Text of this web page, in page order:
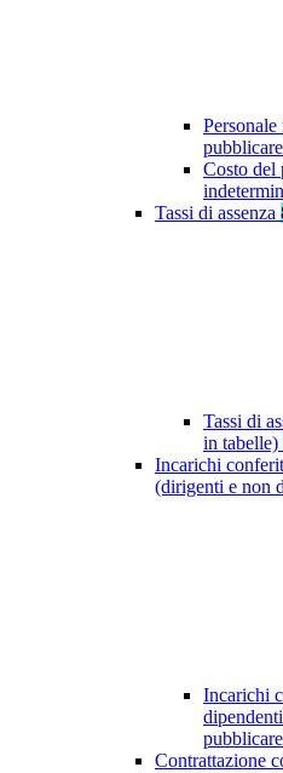
Costo del
Tassi di assenza
Tassi di
in tabelle)
Incarichi
(dirigenti e non
Incarichi
Contrattazione